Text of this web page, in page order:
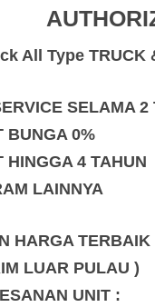
All Type TRUCK
SELAMA 2
BUNGA 0%
HINGGA 4 TAHUN
LAINNYA
HARGA
LUAR PULAU )
UNIT :